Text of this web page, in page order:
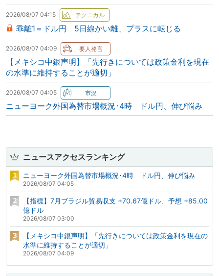
2026/08/07 04:15
乖離1＝ドル円 5日線かい離、プラスに転じる
2026/08/07 04:09
【メキシコ中銀声明】「先行きについては政策金利を現在
の水準に維持することが適切」
2026/08/07 04:05
ニューヨーク外国為替市場概況･4時 ドル円、伸び悩み
ニュースアクセスランキング
ニューヨーク外国為替市場概況･4時 ドル円、伸び悩み
2026/08/07 04:05
【指標】7月ブラジル貿易収支 +70.67億ドル、予想 +85.00
億ドル
2026/08/07 03:00
【メキシコ中銀声明】「先行きについては政策金利を現在の
水準に維持することが適切」
2026/08/07 04:09